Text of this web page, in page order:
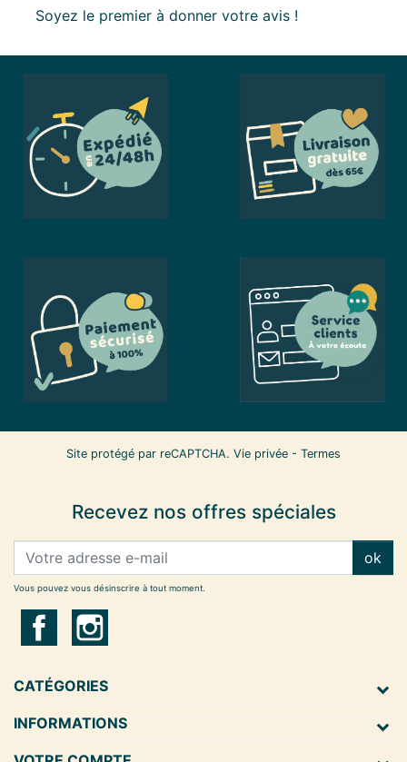
Soyez le premier à donner votre avis !
Site protégé par reCAPTCHA. Vie privée - Termes
Recevez nos offres spéciales
ok
Vous pouvez vous désinscrire à tout moment.
CATÉGORIES
INFORMATIONS